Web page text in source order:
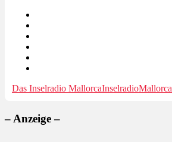
Das Inselradio MallorcaInselradioMallorca
– Anzeige –